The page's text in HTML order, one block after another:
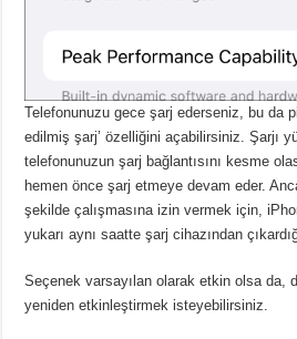
Telefonunuzu gece şarj ederseniz, bu da
edilmiş şarj’ özelliğini açabilirsiniz.Şarjı
telefonunuzun şarj bağlantısını kesme
hemen önce şarj etmeye devam eder.
şekilde çalışmasına izin vermek için,
yukarı aynı saatte şarj cihazından
Seçenek varsayılan olarak etkin olsa da,
yeniden etkinleştirmek isteyebilirsiniz.